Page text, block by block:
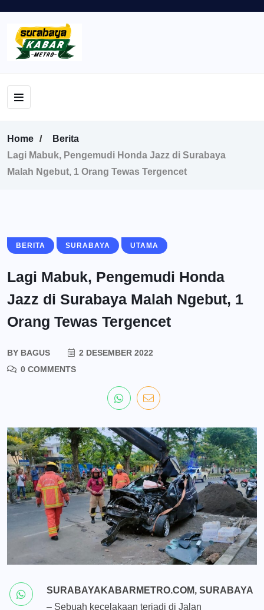
Home
Berita
Lagi Mabuk, Pengemudi Honda Jazz di Surabaya
Malah Ngebut, 1 Orang Tewas Tergencet
BERITA SURABAYA UTAMA
Lagi Mabuk, Pengemudi Honda
Jazz di Surabaya Malah Ngebut, 1
Orang Tewas Tergencet
BY BAGUS
2 DESEMBER 2022
0 COMMENTS
SURABAYAKABARMETRO.COM, SURABAYA
– Sebuah kecelakaan terjadi di Jalan